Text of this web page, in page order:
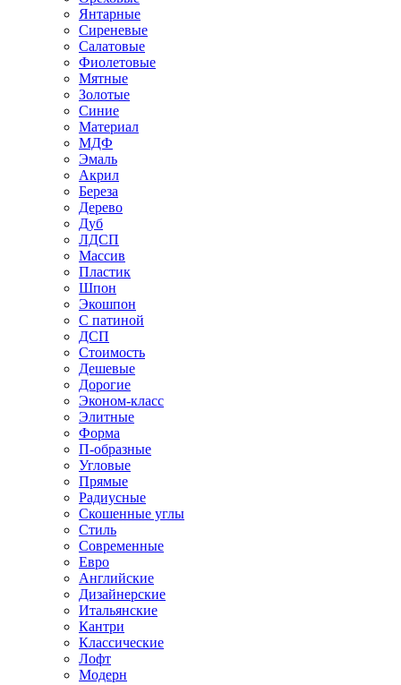
Янтарные
Сиреневые
Салатовые
Фиолетовые
Мятные
Золотые
Синие
Материал
МДФ
Эмаль
Акрил
Береза
Дерево
Дуб
ЛДСП
Массив
Пластик
Шпон
Экошпон
С патиной
ДСП
Стоимость
Дешевые
Дорогие
Эконом-класс
Элитные
Форма
П-образные
Угловые
Прямые
Радиусные
Скошенные углы
Стиль
Современные
Евро
Английские
Дизайнерские
Итальянские
Кантри
Классические
Лофт
Модерн